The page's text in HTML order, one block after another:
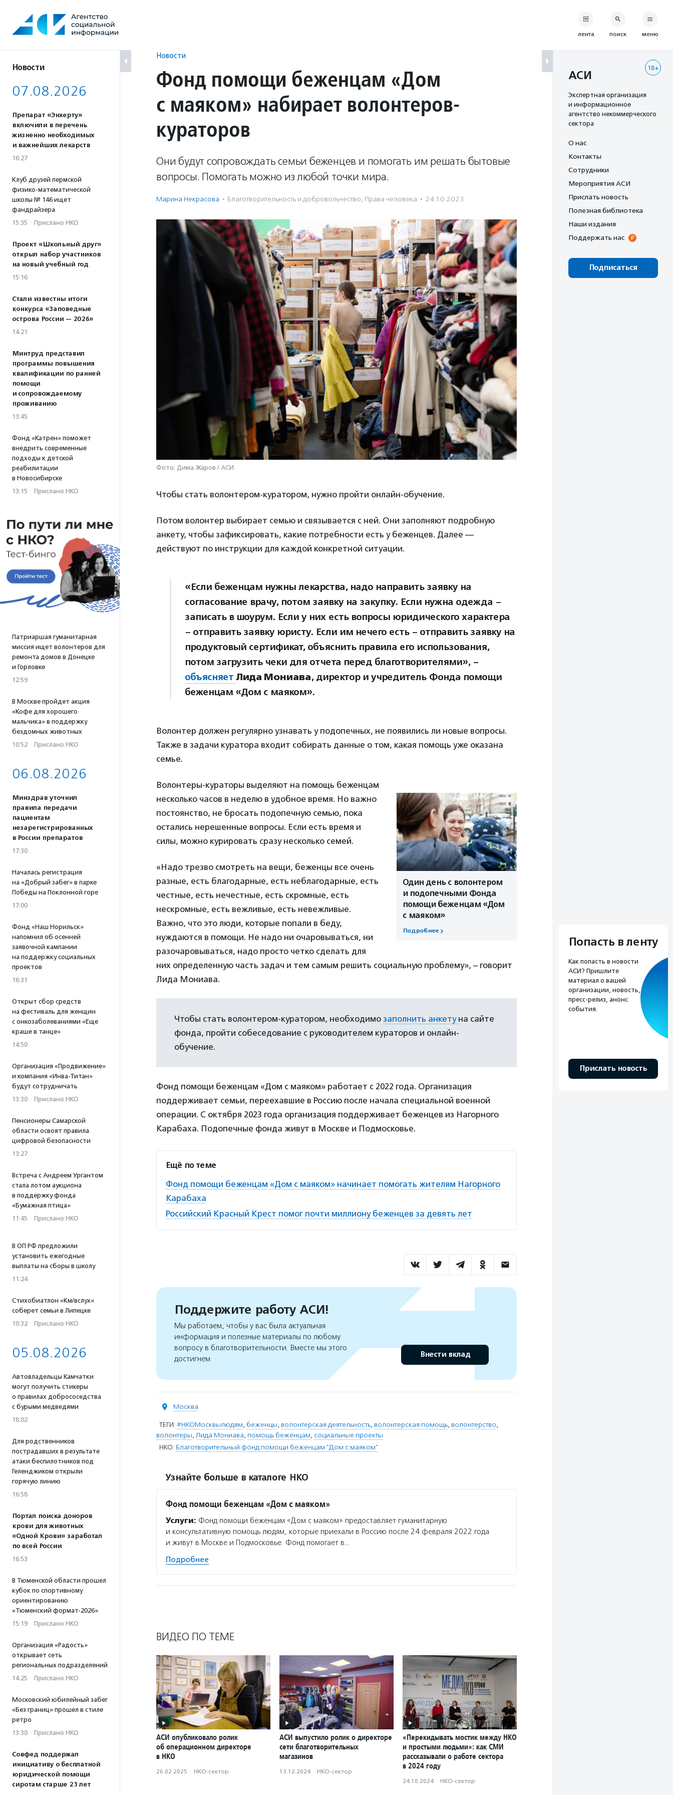
содержанию
Новости
07.08.2026
Препарат «Энхерту»
включили в перечень
жизненно необходимых
и важнейших лекарств
16:27
Клуб друзей пермской
физико-математической
школы № 146 ищет
фандрайзера
15:35 · Прислано НКО
Проект «Школьный друг»
открыл набор участников
на новый учебный год
15:16
Стали известны итоги
конкурса «Заповедные
острова России — 2026»
14:21
Минтруд представил
программы повышения
квалификации по ранней
помощи
и сопровождаемому
проживанию
13:45
Фонд «Катрен» поможет
внедрить современные
подходы к детской
реабилитации
в Новосибирске
13:15 · Прислано НКО
Патриаршая гуманитарная
миссия ищет волонтеров для
ремонта домов в Донецке
и Горловке
12:59
В Москве пройдет акция
«Кофе для хорошего
мальчика» в поддержку
бездомных животных
10:52 · Прислано НКО
06.08.2026
Минздрав уточнил
правила передачи
пациентам
незарегистрированных
в России препаратов
17:30
Началась регистрация
на «Добрый забег» в парке
Победы на Поклонной горе
17:00
Фонд «Наш Норильск»
напомнил об осенней
заявочной кампании
на поддержку социальных
проектов
16:31
Открыт сбор средств
на фестиваль для женщин
с онкозаболеваниями «Еще
краше в танце»
14:50
Организация «Продвижение»
и компания «Инва-Титан»
будут сотрудничать
13:30 · Прислано НКО
Пенсионеры Самарской
области освоят правила
цифровой безопасности
13:27
Встреча с Андреем Ургантом
стала лотом аукциона
в поддержку фонда
«Бумажная птица»
11:45 · Прислано НКО
В ОП РФ предложили
установить ежегодные
выплаты на сборы в школу
11:24
Стихобиатлон «Км/вслух»
соберет семьи в Липецке
10:32 · Прислано НКО
05.08.2026
Автовладельцы Камчатки
могут получить стикеры
о правилах добрососедства
с бурыми медведями
18:02
Для родственников
пострадавших в результате
атаки беспилотников под
Геленджиком открыли
горячую линию
16:58
Портал поиска доноров
крови для животных
«Одной Крови» заработал
по всей России
16:53
В Тюменской области прошел
кубок по спортивному
ориентированию
«Тюменский формат-2026»
15:19 · Прислано НКО
Организация «Радость»
открывает сеть
региональных подразделений
14:25 · Прислано НКО
Московский юбилейный забег
«Без границ» прошел в стиле
ретро
13:30 · Прислано НКО
Совфед поддержал
инициативу о бесплатной
юридической помощи
сиротам старше 23 лет
Новости
Фонд помощи беженцам «Дом
с маяком» набирает волонтеров-
кураторов
Они будут сопровождать семьи беженцев и помогать им решать бытовые
вопросы. Помогать можно из любой точки мира.
Марина Некрасова · Благотвори­тель­ность и доброволь­чест­во, Права человека · 24.10.2023
Фото: Дима Жаров / АСИ
Чтобы стать волонтером-куратором, нужно пройти онлайн-обучение.
Потом волонтер выбирает семью и связывается с ней. Они заполняют подробную
анкету, чтобы зафиксировать, какие потребности есть у беженцев. Далее —
действуют по инструкции для каждой конкретной ситуации.
«Если беженцам нужны лекарства, надо направить заявку на
согласование врачу, потом заявку на закупку. Если нужна одежда –
записать в шоурум. Если у них есть вопросы юридического характера
– отправить заявку юристу. Если им нечего есть – отправить заявку на
продуктовый сертификат, объяснить правила его использования,
потом загрузить чеки для отчета перед благотворителями», –
объясняет Лида Мониава, директор и учредитель Фонда помощи
беженцам «Дом с маяком».
Волонтер должен регулярно узнавать у подопечных, не появились ли новые вопросы.
Также в задачи куратора входит собирать данные о том, какая помощь уже оказана
семье.
Один день с волонтером
и подопечными Фонда
помощи беженцам «Дом
с маяком»
Подробнее
Волонтеры-кураторы выделяют на помощь беженцам
несколько часов в неделю в удобное время. Но важно
постоянство, не бросать подопечную семью, пока
остались нерешенные вопросы. Если есть время и
силы, можно курировать сразу несколько семей.
«Надо трезво смотреть на вещи, беженцы все очень
разные, есть благодарные, есть неблагодарные, есть
честные, есть нечестные, есть скромные, есть
нескромные, есть вежливые, есть невежливые.
Важно, что это люди, которые попали в беду,
нуждаются в помощи. Не надо ни очаровываться, ни
разочаровываться, надо просто четко сделать для
них определенную часть задач и тем самым решить социальную проблему», – говорит
Лида Мониава.
Чтобы стать волонтером-куратором, необходимо заполнить анкету на сайте
фонда, пройти собеседование с руководителем кураторов и онлайн-
обучение.
Фонд помощи беженцам «Дом с маяком» работает с 2022 года. Организация
поддерживает семьи, переехавшие в Россию после начала специальной военной
операции. С октября 2023 года организация поддерживает беженцев из Нагорного
Карабаха. Подопечные фонда живут в Москве и Подмосковье.
Ещё по теме
Фонд помощи беженцам «Дом с маяком» начинает помогать жителям Нагорного
Карабаха
Российский Красный Крест помог почти миллиону беженцев за девять лет
Поддержите работу АСИ!
Мы работаем, чтобы у вас была актуальная
информация и полезные материалы по любому
вопросу в благотворительности. Вместе мы этого
достигнем
Внести вклад
Москва
ТЕГИ: #НКОМосквылюдям, беженцы, волонтерская деятельность, волонтерская помощь, волонтерство,
волонтеры, Лида Мониава, помощь беженцам, социальные проекты
НКО: Благотворительный фонд помощи беженцам "Дом с маяком"
Узнайте больше в каталоге НКО
Фонд помощи беженцам «Дом с маяком»
Услуги: Фонд помощи беженцам «Дом с маяком» предоставляет гуманитарную
и консультативную помощь людям, которые приехали в Россию после 24 февраля 2022 года
и живут в Москве и Подмосковье. Фонд помогает в…
Подробнее
ВИДЕО ПО ТЕМЕ
АСИ опубликовало ролик
об операционном директоре
в НКО
26.02.2025 · НКО-сектор
АСИ выпустило ролик о директоре
сети благотворительных
магазинов
13.12.2024 · НКО-сектор
«Перекидывать мостик между НКО
и простыми людьми»: как СМИ
рассказывали о работе сектора
в 2024 году
24.10.2024 · НКО-сектор
лента поиск меню
18+
АСИ
Экспертная организация
и информационное
агентство некоммерческого
сектора
О нас
Контакты
Сотрудники
Мероприятия АСИ
Прислать новость
Полезная библиотека
Наши издания
Поддержать нас
Подписаться
Попасть в ленту
Как попасть в новости
АСИ? Пришлите
материал о вашей
организации, новость,
пресс-релиз, анонс
события.
Прислать новость